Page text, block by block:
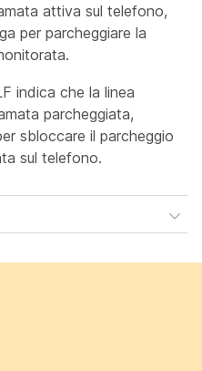
attiva sul telefono,
per parcheggiare la
indica che la linea
parcheggiata,
sbloccare il parcheggio
sul telefono.